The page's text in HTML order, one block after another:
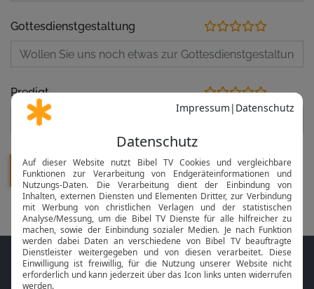
Gottesdienstgestaltung
Predigt
Folge MeinGottesdienst.com auf den
Sozialen Medien